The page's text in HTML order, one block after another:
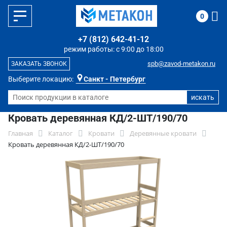
Выберите локацию: Санкт - Петербург
режим работы: с 9:00 до 18:00
+7 (812) 642-41-12
spb@zavod-metakon.ru
ЗАКАЗАТЬ ЗВОНОК
0
Кровать деревянная КД/2-ШТ/190/70
Главная Каталог Кровати
Деревянные кровати
Кровать деревянная КД/2-ШТ/190/70